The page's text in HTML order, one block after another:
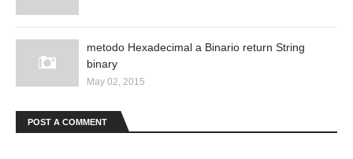
metodo Hexadecimal a Binario return String
binary
May 02, 2015
POST A COMMENT